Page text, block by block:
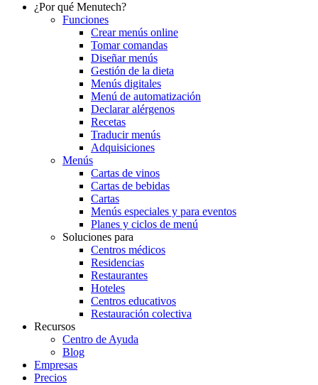
navigation
¿Por qué Menutech?
Funciones
Crear menús online
Tomar comandas
Diseñar menús
Gestión de la dieta
Menús digitales
Menú de automatización
Declarar alérgenos
Recetas
Traducir menús
Adquisiciones
Menús
Cartas de vinos
Cartas de bebidas
Cartas
Menús especiales y para eventos
Planes y ciclos de menú
Soluciones para
Centros médicos
Residencias
Restaurantes
Hoteles
Centros educativos
Restauración colectiva
Recursos
Centro de Ayuda
Blog
Empresas
Precios